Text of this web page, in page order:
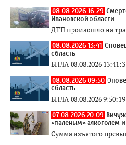
08.08.2026 16:29
Ивановской области
ДТП произошло на
08.08.2026 13:41
область
БПЛА 08.08.2026
08.08.2026 09:50
область
БПЛА 08.08.2026 9:50:19
07.08.2026 20:09
«палёным» алкоголем
Сумма изъятого